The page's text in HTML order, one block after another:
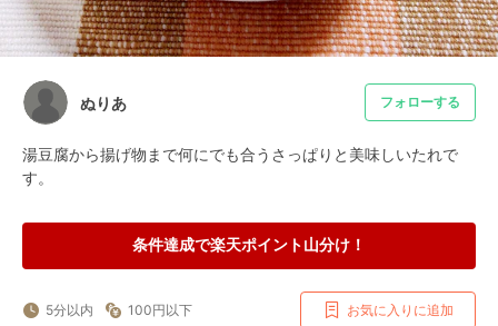
ぬりあ フォローする
湯豆腐から揚げ物まで何にでも合うさっぱりと美味しいたれで
す。
条件達成で楽天ポイント山分け！
5分以内 100円以下 お気に入りに追加